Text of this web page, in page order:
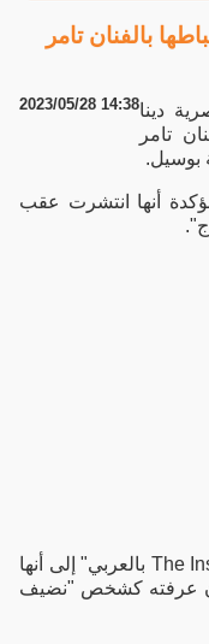
بالفنان تامر
2023/05/28 14:38دينا
تامر
بوسيل.
أنها انتشرت عقب
وأشارت دينا في حديثها مع برنامج "The Insider بالعربي" إلى أنها
أن عرفته كشخص "نضيف